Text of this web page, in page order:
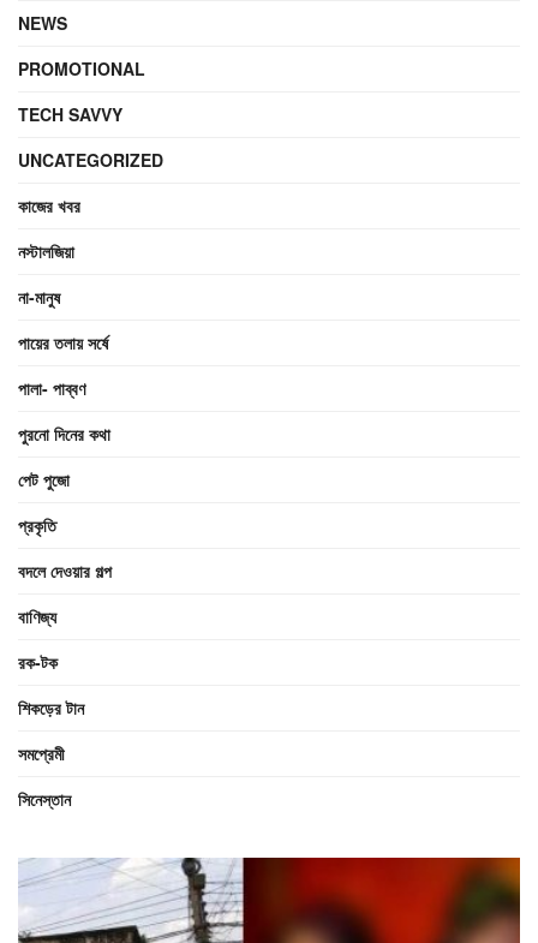
NEWS
PROMOTIONAL
TECH SAVVY
UNCATEGORIZED
কাজের খবর
নস্টালজিয়া
না-মানুষ
পায়ের তলায় সর্ষে
পালা- পাব্বণ
পুরনো দিনের কথা
পেট পুজো
প্রকৃতি
বদলে দেওয়ার গল্প
বাণিজ্য
রক-টক
শিকড়ের টান
সমপ্রেমী
সিনেস্তান